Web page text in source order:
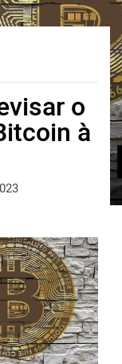
o
à